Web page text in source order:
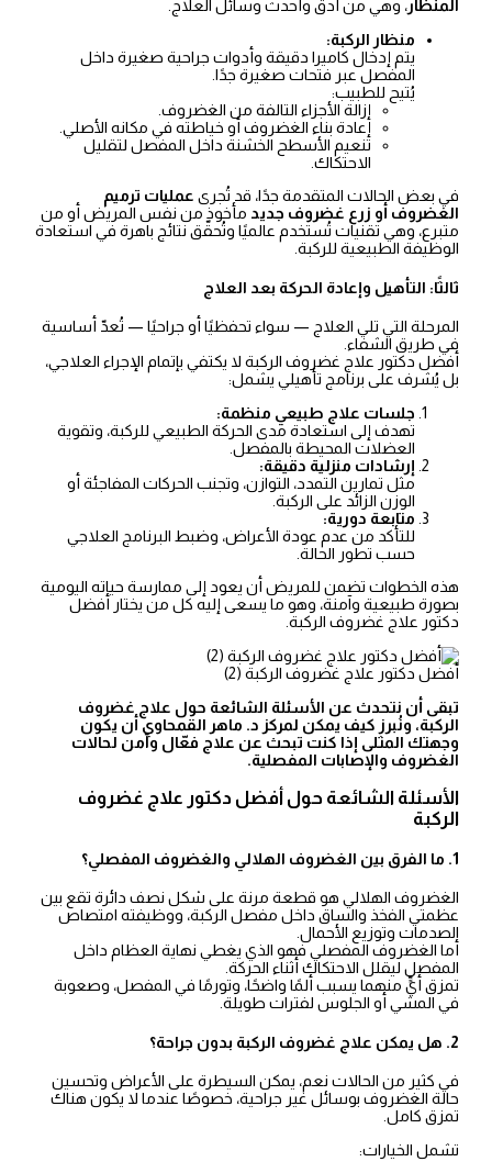
المنظار، وهي من أدق وأحدث وسائل العلاج.
منظار الركبة:
يتم إدخال كاميرا دقيقة وأدوات جراحية صغيرة داخل
المفصل عبر فتحات صغيرة جدًا.
يُتيح للطبيب:
إزالة الأجزاء التالفة من الغضروف.
إعادة بناء الغضروف أو خياطته في مكانه الأصلي.
تنعيم الأسطح الخشنة داخل المفصل لتقليل
الاحتكاك.
في بعض الحالات المتقدمة جدًا، قد تُجرى عمليات ترميم
الغضروف أو زرع غضروف جديد مأخوذ من نفس المريض أو من
متبرع، وهي تقنيات تُستخدم عالميًا وتُحقّق نتائج باهرة في استعادة
الوظيفة الطبيعية للركبة.
ثالثًا: التأهيل وإعادة الحركة بعد العلاج
المرحلة التي تلي العلاج — سواء تحفظيًا أو جراحيًا — تُعدّ أساسية
في طريق الشفاء.
أفضل دكتور علاج غضروف الركبة لا يكتفي بإتمام الإجراء العلاجي،
بل يُشرف على برنامج تأهيلي يشمل:
جلسات علاج طبيعي منظمة:
تهدف إلى استعادة مدى الحركة الطبيعي للركبة، وتقوية
العضلات المحيطة بالمفصل.
إرشادات منزلية دقيقة:
مثل تمارين التمدد، التوازن، وتجنب الحركات المفاجئة أو
الوزن الزائد على الركبة.
متابعة دورية:
للتأكد من عدم عودة الأعراض، وضبط البرنامج العلاجي
حسب تطور الحالة.
هذه الخطوات تضمن للمريض أن يعود إلى ممارسة حياته اليومية
بصورة طبيعية وآمنة، وهو ما يسعى إليه كل من يختار أفضل
دكتور علاج غضروف الركبة.
أفضل دكتور علاج غضروف الركبة (2)
تبقى أن نتحدث عن الأسئلة الشائعة حول علاج غضروف
الركبة، ونُبرز كيف يمكن لمركز د. ماهر القمحاوي أن يكون
وجهتك المثلى إذا كنت تبحث عن علاج فعّال وآمن لحالات
الغضروف والإصابات المفصلية.
الأسئلة الشائعة حول أفضل دكتور علاج غضروف
الركبة
1. ما الفرق بين الغضروف الهلالي والغضروف المفصلي؟
الغضروف الهلالي هو قطعة مرنة على شكل نصف دائرة تقع بين
عظمتي الفخذ والساق داخل مفصل الركبة، ووظيفته امتصاص
الصدمات وتوزيع الأحمال.
أما الغضروف المفصلي فهو الذي يغطي نهاية العظام داخل
المفصل ليقلل الاحتكاك أثناء الحركة.
تمزق أيٍّ منهما يسبب ألمًا واضحًا، وتورمًا في المفصل، وصعوبة
في المشي أو الجلوس لفترات طويلة.
2. هل يمكن علاج غضروف الركبة بدون جراحة؟
في كثير من الحالات نعم، يمكن السيطرة على الأعراض وتحسين
حالة الغضروف بوسائل غير جراحية، خصوصًا عندما لا يكون هناك
تمزق كامل.
تشمل الخيارات: